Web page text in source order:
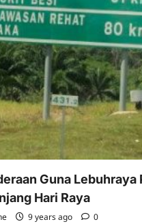
Guna Lebuhraya
Hari Raya
9 years ago 0